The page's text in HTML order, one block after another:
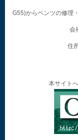
G55)からベンツの修理
会
住
本サイト